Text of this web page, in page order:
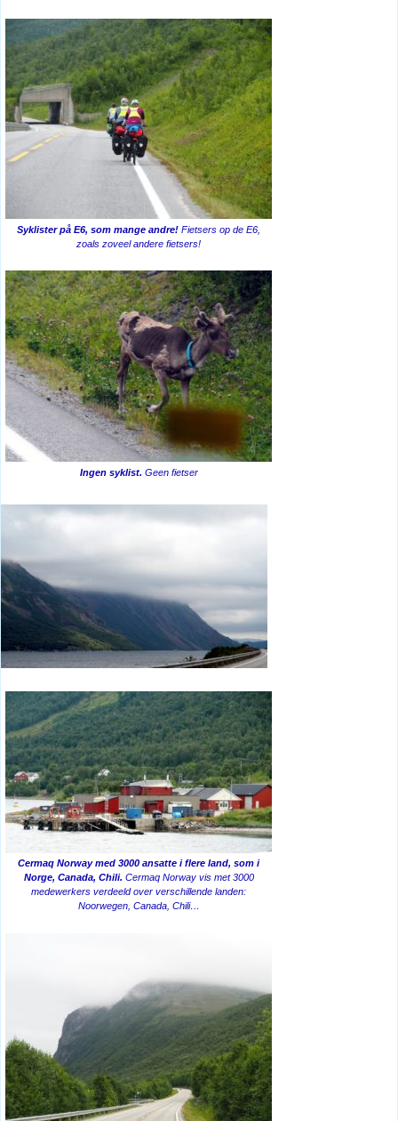
Syklister på E6, som mange andre! Fietsers op de E6,
zoals zoveel andere fietsers!
Ingen syklist. Geen fietser
Cermaq Norway med 3000 ansatte i flere land, som i
Norge, Canada, Chili. Cermaq Norway vis met 3000
medewerkers verdeeld over verschillende landen:
Noorwegen, Canada, Chili…